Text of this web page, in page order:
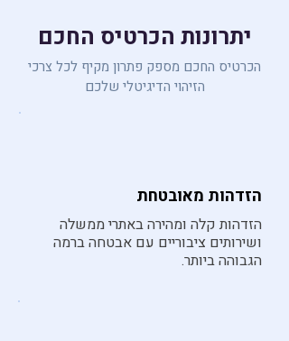
יתרונות הכרטיס החכם
הכרטיס החכם מספק פתרון מקיף לכל צרכי
הזיהוי הדיגיטלי שלכם
הזדהות מאובטחת
הזדהות קלה ומהירה באתרי ממשלה
ושירותים ציבוריים עם אבטחה ברמה
הגבוהה ביותר.